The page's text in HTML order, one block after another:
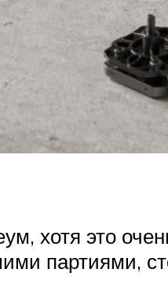
хотя это
партиями,